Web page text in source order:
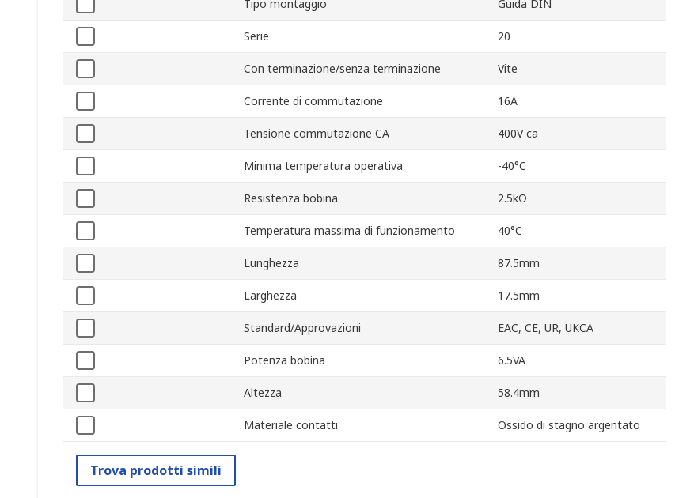
Tipo montaggio Guida DIN
Serie 20
Con terminazione/senza terminazione Vite
Corrente di commutazione 16A
Tensione commutazione CA 400V ca
Minima temperatura operativa -40°C
Resistenza bobina 2.5kΩ
Temperatura massima di funzionamento 40°C
Lunghezza 87.5mm
Larghezza 17.5mm
Standard/Approvazioni EAC, CE, UR, UKCA
Potenza bobina 6.5VA
Altezza 58.4mm
Materiale contatti Ossido di stagno argentato
Trova prodotti simili